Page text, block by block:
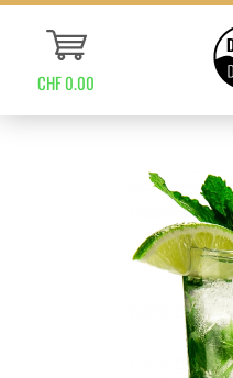
CHF 0.00